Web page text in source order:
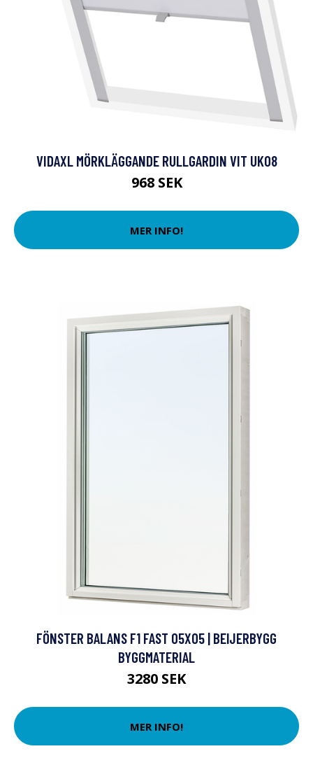
VIDAXL MÖRKLÄGGANDE RULLGARDIN VIT UK08
968 SEK
MER INFO!
FÖNSTER BALANS F1 FAST 05X05 | BEIJERBYGG
BYGGMATERIAL
3280 SEK
MER INFO!